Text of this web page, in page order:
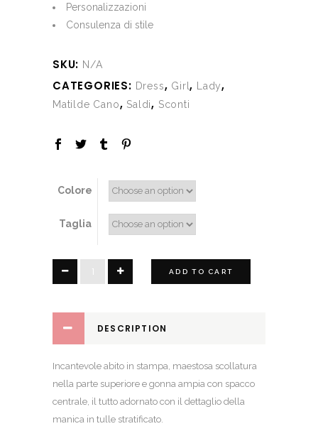
Personalizzazioni
Consulenza di stile
SKU: N/A
CATEGORIES: Dress, Girl , Lady,
Matilde Cano, Saldi, Sconti
Colore
Taglia
Calanthia
quantity
ADD TO CART
DESCRIPTION
Incantevole abito in stampa, maestosa scollatura
nella parte superiore e gonna ampia con spacco
centrale, il tutto adornato con il dettaglio della
manica in tulle stratificato.